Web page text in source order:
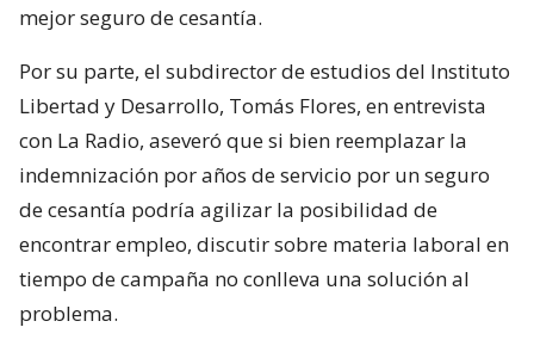
mejor seguro de cesantía.
Por su parte, el subdirector de estudios del Instituto
Libertad y Desarrollo, Tomás Flores, en entrevista
con La Radio, aseveró que si bien reemplazar la
indemnización por años de servicio por un seguro
de cesantía podría agilizar la posibilidad de
encontrar empleo, discutir sobre materia laboral en
tiempo de campaña no conlleva una solución al
problema.